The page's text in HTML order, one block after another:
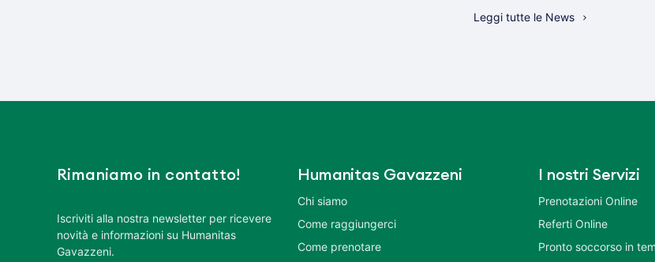
Leggi tutte le News
Rimaniamo in contatto!
Iscriviti alla nostra newsletter per ricevere
novità e informazioni su Humanitas
Gavazzeni.
Humanitas Gavazzeni
Chi siamo
Come raggiungerci
Come prenotare
I nostri Servizi
Prenotazioni Online
Referti Online
Pronto soccorso in